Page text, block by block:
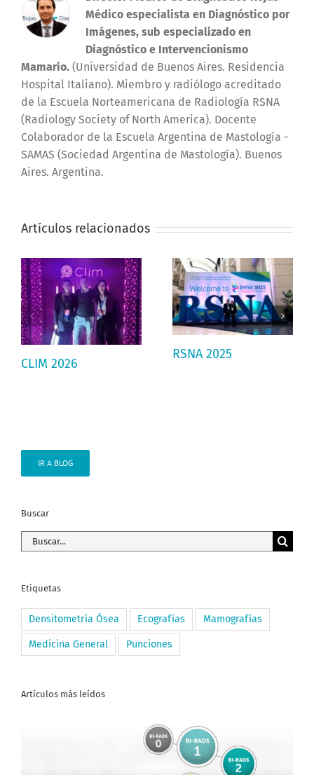
Médico especialista en Diagnóstico por
Imágenes, sub especializado en
Diagnóstico e Intervencionismo
Mamario. (Universidad de Buenos Aires. Residencia
Hospital Italiano). Miembro y radiólogo acreditado
de la Escuela Norteamericana de Radiología RSNA
(Radiology Society of North America). Docente
Colaborador de la Escuela Argentina de Mastología -
SAMAS (Sociedad Argentina de Mastología). Buenos
Aires. Argentina.
Artículos relacionados
CLIM 2026
RSNA 2025
IR A BLOG
Buscar
Buscar:
Etiquetas
Densitometría Ósea Ecografías Mamografías
Medicina General Punciones
Artículos más leídos